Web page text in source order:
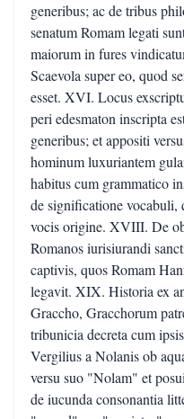
generibus; ac de tribus
senatum Romam legati
maiorum in fures
Scaevola super eo, quod
esset. XVI. Locus
peri edesmaton inscripta
generibus; et appositi
hominum luxuriantem
habitus cum grammatico
de significatione vocabuli,
vocis origine. XVIII. De
Romanos iurisiurandi
captivis, quos Romam
legavit. XIX. Historia ex
Graccho, Gracchorum
tribunicia decreta cum
Vergilius a Nolanis ob
versu suo "Nolam" et
de iucunda consonantia